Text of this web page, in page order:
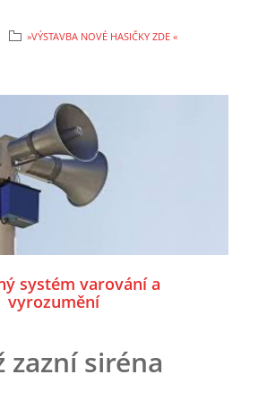
»VÝSTAVBA NOVÉ HASIČKY ZDE «
systém varování a
vyrozumění
zazní siréna